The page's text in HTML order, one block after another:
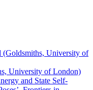
(Goldsmiths, University of
University of London)
and State Self-